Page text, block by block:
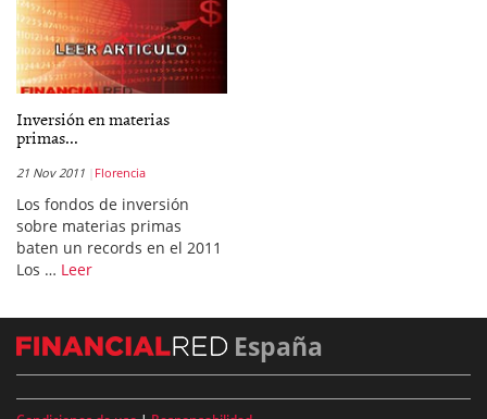
Inversión en materias
primas...
21 Nov 2011 Florencia
Los fondos de inversión
sobre materias primas
baten un records en el 2011
Los … Leer
España